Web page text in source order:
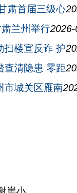
肃首届三级心
兰州举行
扫楼宣反诈 护
查清隐患 零距
城关区雁南